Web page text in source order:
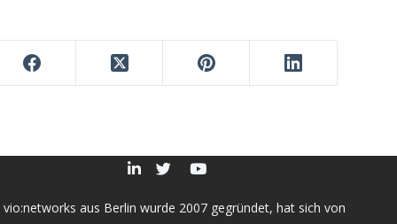
vio:networks aus Berlin wurde 2007 gegründet, hat sich von